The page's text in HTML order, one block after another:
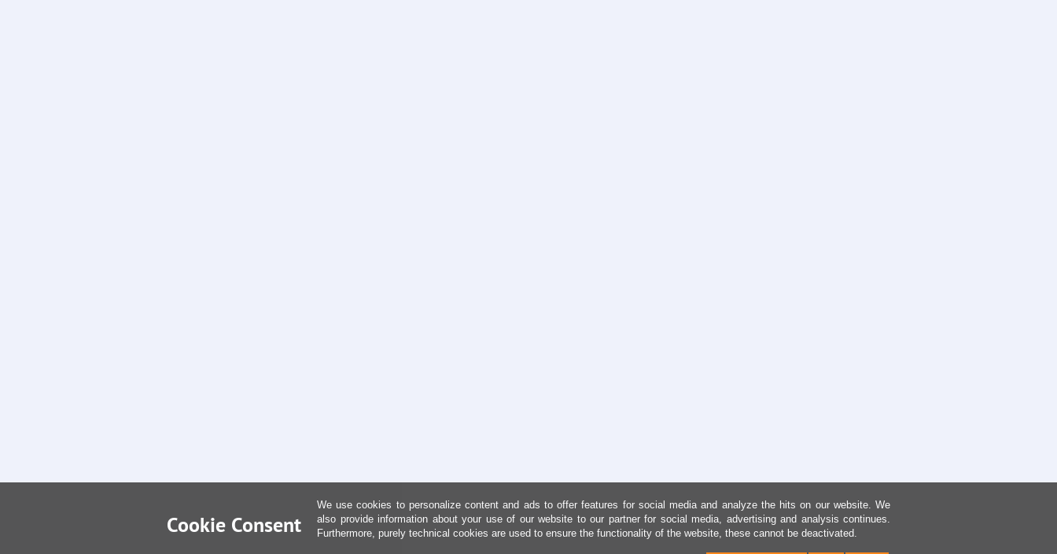
Cookie Consent
We use cookies to personalize content and ads to offer features for social media and analyze the hits on our website. We
also provide information about your use of our website to our partner for social media, advertising and analysis continues.
Furthermore, purely technical cookies are used to ensure the functionality of the website, these cannot be deactivated.